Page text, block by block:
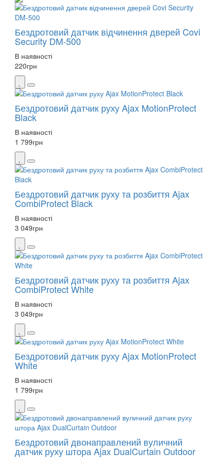
Бездротовий датчик відчинення дверей Covi
Security DM-500
В наявності
220грн
Бездротовий датчик руху Ajax MotionProtect
Black
В наявності
1 799грн
Бездротовий датчик руху та розбиття Ajax
CombiProtect Black
В наявності
3 049грн
Бездротовий датчик руху та розбиття Ajax
CombiProtect White
В наявності
3 049грн
Бездротовий датчик руху Ajax MotionProtect
White
В наявності
1 799грн
Бездротовий двонаправлений вуличний
датчик руху штора Ajax DualCurtain Outdoor